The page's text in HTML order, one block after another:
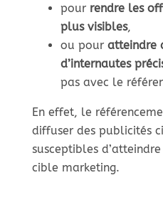
pour rendre les
plus visibles,
ou pour atteindre
d’internautes
pas avec le
En effet, le
diffuser des publicités
susceptibles
cible marketing.